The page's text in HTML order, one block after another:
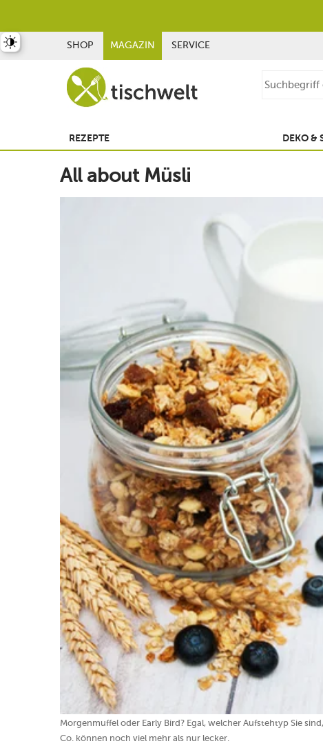
SHOP MAGAZIN SERVICE
REZEPTE DEKO &
All about Müsli
Morgenmuffel oder Early Bird? Egal, welcher Aufstehtyp Sie
Co. können noch viel mehr als nur lecker.
umschalten